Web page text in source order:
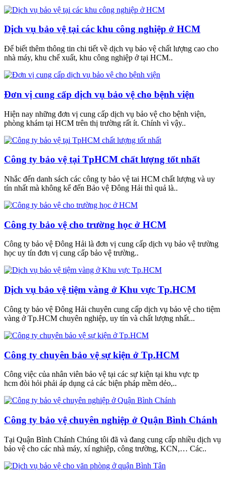
Dịch vụ bảo vệ tại các khu công nghiệp ở HCM
Để biết thêm thông tin chi tiết về dịch vụ bảo vệ chất lượng cao cho
nhà máy, khu chế xuất, khu công nghiệp ở tại HCM..
Đơn vị cung cấp dịch vụ bảo vệ cho bệnh viện
Hiện nay những đơn vị cung cấp dịch vụ bảo vệ cho bệnh viện,
phòng khám tại HCM trên thị trường rất ít. Chính vì vậy..
Công ty bảo vệ tại TpHCM chất lượng tốt nhất
Nhắc đến danh sách các công ty bảo vệ tai HCM chất lượng và uy
tín nhất mà không kể đến Bảo vệ Đông Hải thì quả là..
Công ty bảo vệ cho trường học ở HCM
Công ty bảo vệ Đông Hải là đơn vị cung cấp dịch vụ bảo vệ trường
học uy tín đơn vị cung cấp bảo vệ trường..
Dịch vụ bảo vệ tiệm vàng ở Khu vực Tp.HCM
Công ty bảo vệ Đông Hải chuyên cung cấp dịch vụ bảo vệ cho tiệm
vàng ở Tp.HCM chuyên nghiệp, uy tín và chất lượng nhất...
Công ty chuyên bảo vệ sự kiện ở Tp.HCM
Công việc của nhân viên bảo vệ tại các sự kiện tại khu vực tp
hcm đòi hỏi phải áp dụng cả các biện pháp mềm dẻo,..
Công ty bảo vệ chuyên nghiệp ở Quận Bình Chánh
Tại Quận Bình Chánh Chúng tôi đã và đang cung cấp nhiều dịch vụ
bảo vệ cho các nhà máy, xí nghiệp, công trường, KCN,… Các..